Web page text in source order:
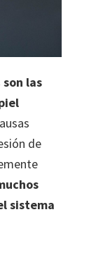
son las
de
sistema